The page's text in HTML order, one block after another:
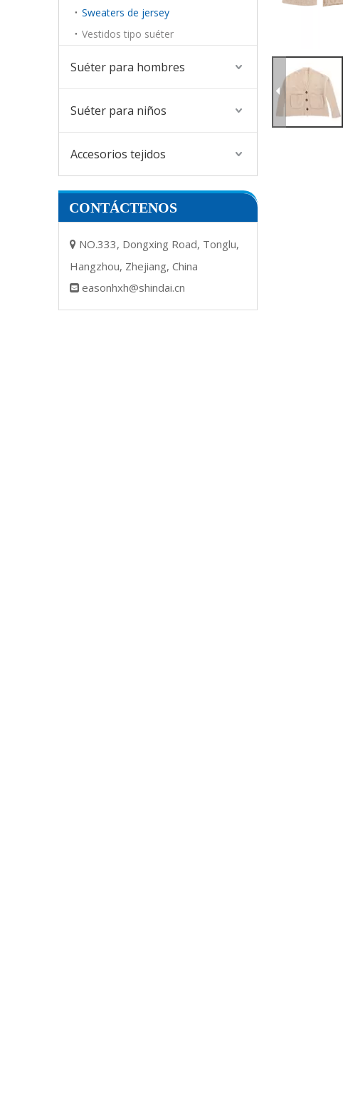
Sweaters de jersey
Vestidos tipo suéter
Suéter para hombres
Suéter para niños
Accesorios tejidos
CONTÁCTENOS
 NO.333, Dongxing Road, Tonglu,
Hangzhou, Zhejiang, China
 easonhxh@shindai.cn